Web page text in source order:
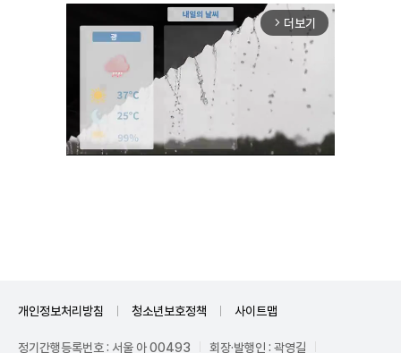
arrow_forward_ios 더보기
개인정보처리방침 청소년보호정책 사이트맵
정기간행등록번호 : 서울 아 00493 회장·발행인 : 곽영길